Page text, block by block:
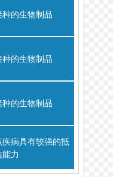
种的生物制品
种的生物制品
种的生物制品
病具有较强的抵
能力